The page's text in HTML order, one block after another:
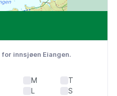
innsjøen Eiangen.
M
T
L S